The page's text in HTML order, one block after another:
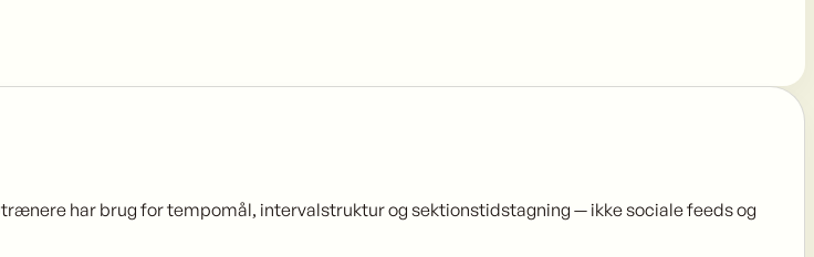
har brug for tempomål, intervalstruktur og sektionstidstagning — ikke sociale feeds og